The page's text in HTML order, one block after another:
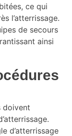
ce qui
l’atterrissage.
de secours
ainsi
doivent
d’atterrissage